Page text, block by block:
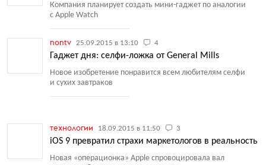
Компания планирует создать мини-гаджет по аналогии
с Apple Watch
nontv 25.09.2015 в 13:10 4
Гаджет дня: селфи-ложка от General Mills
Новое изобретение понравится всем любителям селфи
и сухих завтраков
технологии 18.09.2015 в 11:50 3
iOS 9 превратил страхи маркетологов в реальность
Новая «операционка» Apple спровоцировала вал